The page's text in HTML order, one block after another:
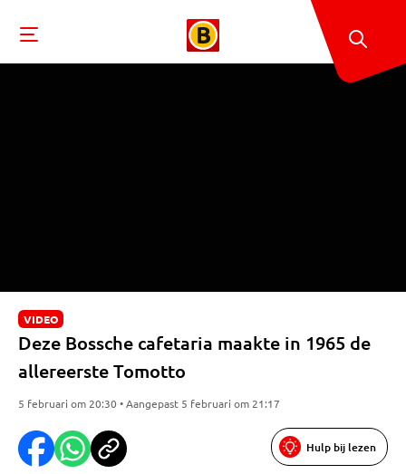
VIDEO
Deze Bossche cafetaria maakte in 1965 de
allereerste Tomotto
5 februari om 20:30 • Aangepast 5 februari om 21:17
Hulp bij lezen